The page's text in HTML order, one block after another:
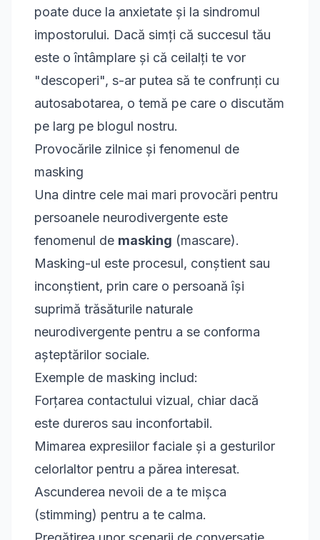
poate duce la anxietate și la sindromul
impostorului. Dacă simți că succesul tău
este o întâmplare și că ceilalți te vor
"descoperi", s-ar putea să te confrunți cu
autosabotarea, o temă pe care o discutăm
pe larg pe blogul nostru.
Provocările zilnice și fenomenul de
masking
Una dintre cele mai mari provocări pentru
persoanele neurodivergente este
fenomenul de masking (mascare).
Masking-ul este procesul, conștient sau
inconștient, prin care o persoană își
suprimă trăsăturile naturale
neurodivergente pentru a se conforma
așteptărilor sociale.
Exemple de masking includ:
Forțarea contactului vizual, chiar dacă
este dureros sau inconfortabil.
Mimarea expresiilor faciale și a gesturilor
celorlaltor pentru a părea interesat.
Ascunderea nevoii de a te mișca
(stimming) pentru a te calma.